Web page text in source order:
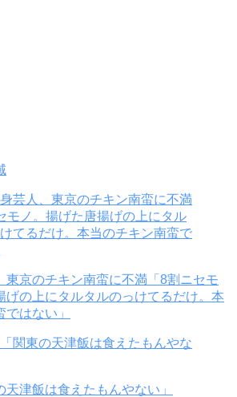
東京のチキン南蛮に不満「8割ニセモ
げの上にタルタルのっけてるだけ。本
はない」
天津飯は食えたもんやない」